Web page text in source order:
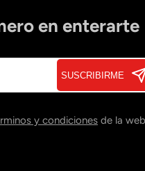
en enterarte
SUSCRIBIRME
y condiciones de la